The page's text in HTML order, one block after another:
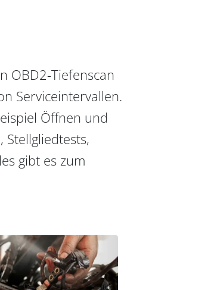
OBD2-Tiefenscan
Serviceintervallen.
Öffnen und
gibt es zum